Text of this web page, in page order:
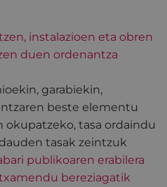
instalazioen eta obren
duen ordenantza
garabiekin,
beste elementu
okupatzeko, tasa ordaindu
tasak zeintzuk
publikoaren erabilera
bereziagatik